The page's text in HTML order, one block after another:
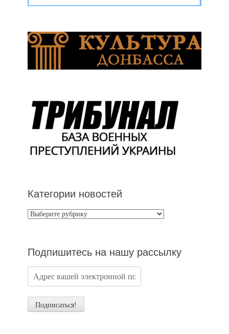
Категории новостей
Категории
Подпишитесь на нашу рассылку